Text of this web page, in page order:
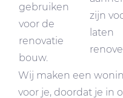
gebruiken
voor de
renovatie
bouw.
zijn
laten
Wij maken een
voor je, doordat je in